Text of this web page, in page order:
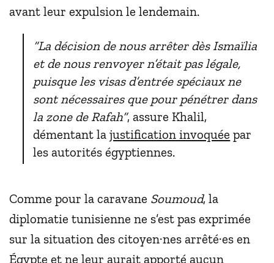
avant leur expulsion le lendemain.
“La décision de nous arrêter dès Ismaïlia
et de nous renvoyer n’était pas légale,
puisque les visas d’entrée spéciaux ne
sont nécessaires que pour pénétrer dans
la zone de Rafah”, assure Khalil,
démentant lajustification invoquée par
les autorités égyptiennes.
Comme pour la caravane Soumoud, la
diplomatie tunisienne ne s’est pas exprimée
sur la situation des citoyen·nes arrêté·es en
Égypte et ne leur aurait apporté aucun